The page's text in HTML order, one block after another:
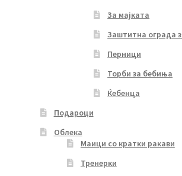
За мајката
Заштитна ограда
Перници
Торби за бебиња
Ќебенца
Подароци
Облека
Маици со кратки ракави
Тренерки